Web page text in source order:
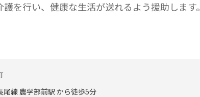
を行い、健康な生活が送れるよう援助します。
尾線 農学部前駅 から徒歩5分